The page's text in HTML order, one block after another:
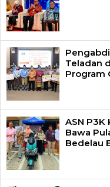
Teladan
Program
ASN
Bawa
Bedelau